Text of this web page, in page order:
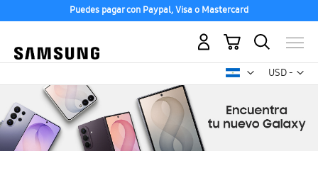
Puedes pagar con Paypal, Visa o Mastercard
USD -
dólar
Mi carrito